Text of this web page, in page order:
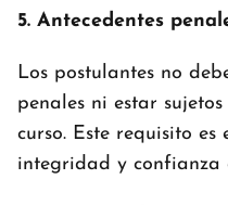
5. Antecedentes
Los postulantes no
penales ni estar
curso. Este requisito
integridad y confianza